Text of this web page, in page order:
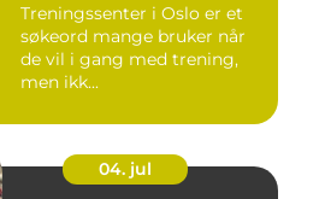
Treningssenter i Oslo er et
søkeord mange bruker når
de vil i gang med trening,
men ikk...
04. jul